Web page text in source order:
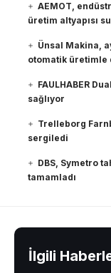
AEMOT,
üretim altyapısı
Ünsal Makina,
otomatik üretimle
FAULHABER
sağlıyor
Trelleborg
sergiledi
DBS, Symetro
tamamladı
İlgili